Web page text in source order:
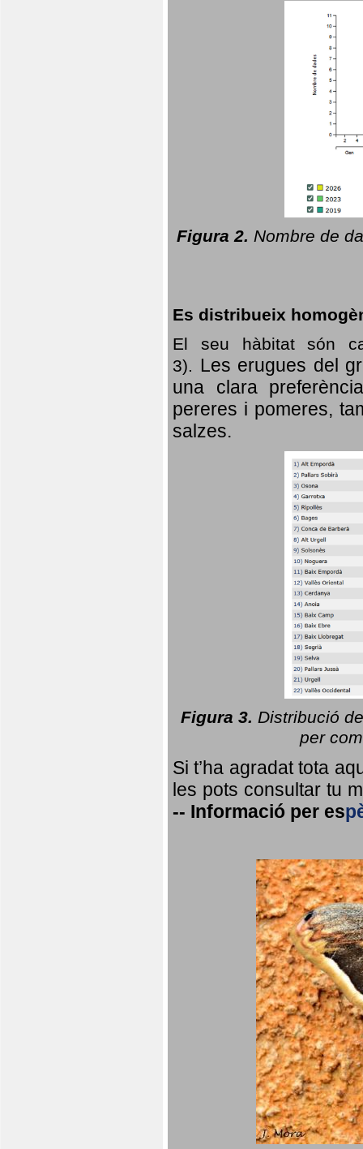
Figura 2. Nombre de
Es distribueix
El seu hàbitat són
3). Les erugues del
una clara
pereres i pomeres,
salzes.
Figura 3. Distribució
per
Si t’ha agradat tota
les pots consultar tu
-- Informació per es